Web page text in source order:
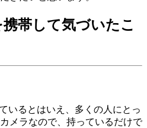
帯して気づいたこ
いるとはいえ、多くの人にとっ
メラなので、持っているだけで